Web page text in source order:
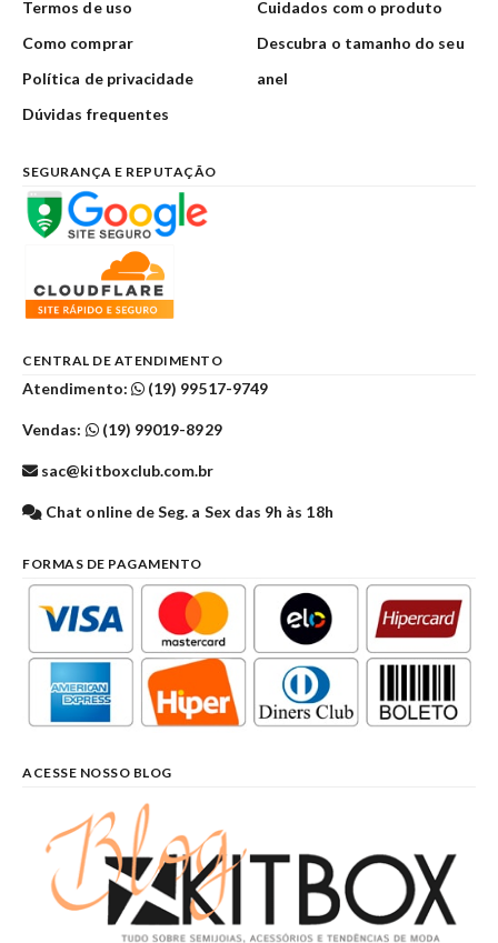
Termos de uso
Como comprar
Política de privacidade
Dúvidas frequentes
Cuidados com o produto
Descubra o tamanho do seu
anel
SEGURANÇA E REPUTAÇÃO
CENTRAL DE ATENDIMENTO
Atendimento: (19) 99517-9749
Vendas: (19) 99019-8929
sac@kitboxclub.com.br
Chat online de Seg. a Sex das 9h às 18h
FORMAS DE PAGAMENTO
ACESSE NOSSO BLOG